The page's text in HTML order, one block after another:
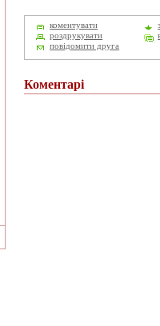
коментувати
роздрукувати
повідомити друга
Коментарі